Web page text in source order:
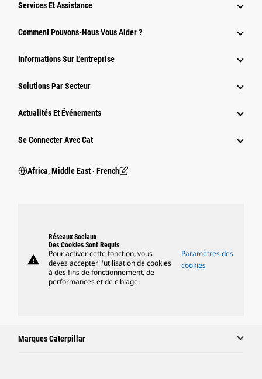
Services Et Assistance
Comment Pouvons-Nous Vous Aider ?
Informations Sur L'entreprise
Solutions Par Secteur
Actualités Et Événements
Se Connecter Avec Cat
Africa, Middle East ‧ French
warning
Réseaux Sociaux
Des Cookies Sont Requis
Pour activer cette fonction, vous
devez accepter l'utilisation de cookies
à des fins de fonctionnement, de
performances et de ciblage.
Paramètres des
cookies
Marques Caterpillar